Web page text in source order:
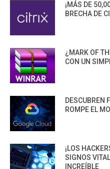
¡MÁS DE
BRECHA DE
¿MARK OF
CON UN
DESCUBREN
ROMPE EL
¡LOS
SIGNOS
INCREÍBLE